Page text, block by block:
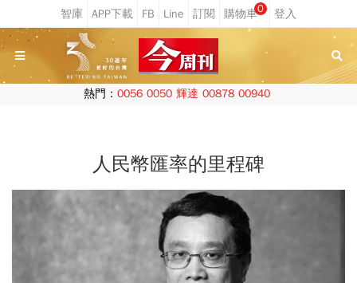
0
熱門： 0056 0050 輝達 00878 00940
人民幣匯率的里程碑